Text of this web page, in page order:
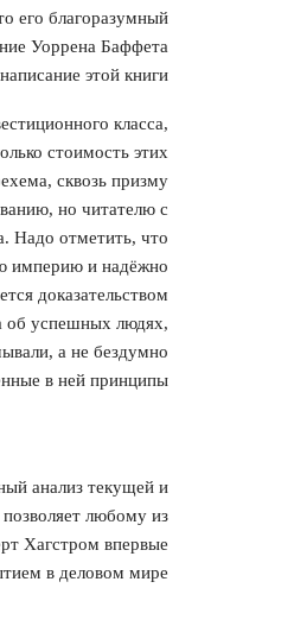
его благоразумный
Уоррена Баффета
этой книги.
класса,
стоимость этих
сквозь призму
но читателю с
Надо отметить, что
империю и надёжно
доказательством
об успешных людях,
а не бездумно
в ней принципы.
анализ текущей и
любому из
Хагстром впервые
в деловом мире.